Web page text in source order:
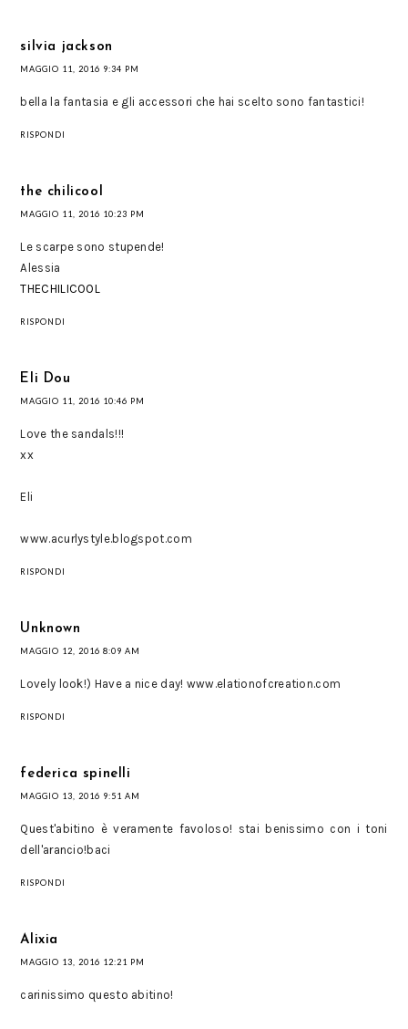
silvia jackson
MAGGIO 11, 2016 9:34 PM
bella la fantasia e gli accessori che hai scelto sono fantastici!
RISPONDI
the chilicool
MAGGIO 11, 2016 10:23 PM
Le scarpe sono stupende!
Alessia
THECHILICOOL
RISPONDI
Eli Dou
MAGGIO 11, 2016 10:46 PM
Love the sandals!!!
xx
Eli
www.acurlystyle.blogspot.com
RISPONDI
Unknown
MAGGIO 12, 2016 8:09 AM
Lovely look!) Have a nice day! www.elationofcreation.com
RISPONDI
federica spinelli
MAGGIO 13, 2016 9:51 AM
Quest'abitino è veramente favoloso! stai benissimo con i toni
dell'arancio!baci
RISPONDI
Alixia
MAGGIO 13, 2016 12:21 PM
carinissimo questo abitino!